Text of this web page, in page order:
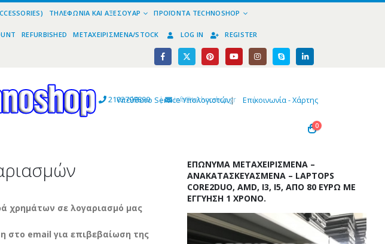
ΤΗΛΕΦΩΝΊΑ ΚΑΙ ΑΞΕΣΟΥΆΡ ΠΡΟΪΌΝΤΑ TECHNOSHOP
REFURBISHED ΜΕΤΑΧΕΙΡΙΣΜΈΝΑ/STOCK LOG IN REGISTER
2102799890 | info@technoshop,gr |
Υπεύθυνο Service Υπολογιστών| Επικοινωνία - Χάρτης
0
χρημάτων σε λογαριασμό μας
στο email για επιβεβαίωση της
ΕΠΏΝΥΜΑ ΜΕΤΑΧΕΙΡΙΣΜΈΝΑ –
ΑΝΑΚΑΤΑΣΚΕΥΑΣΜΈΝΑ – LAPTOPS
CORE2DUO, AMD, I3, I5, ΑΠΌ 80 ΕΥΡΏ ΜΕ
ΕΓΓΎΗΣΗ 1 ΧΡΌΝΟ.